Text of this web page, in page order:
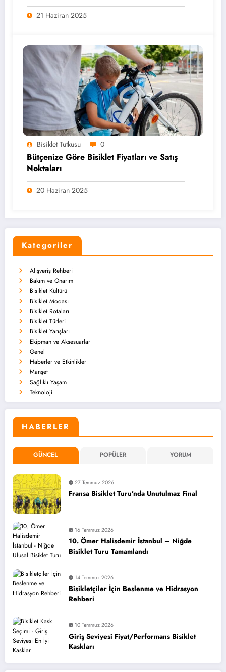
21 Haziran 2025
Bisiklet Tutkusu 0
Bütçenize Göre Bisiklet Fiyatları ve Satış
Noktaları
20 Haziran 2025
Kategoriler
Alışveriş Rehberi
Bakım ve Onarım
Bisiklet Kültürü
Bisiklet Modası
Bisiklet Rotaları
Bisiklet Türleri
Bisiklet Yarışları
Ekipman ve Aksesuarlar
Genel
Haberler ve Etkinlikler
Manşet
Sağlıklı Yaşam
Teknoloji
HABERLER
GÜNCEL POPÜLER YORUM
27 Temmuz 2026
Fransa Bisiklet Turu’nda Unutulmaz Final
16 Temmuz 2026
10. Ömer Halisdemir İstanbul – Niğde
Bisiklet Turu Tamamlandı
14 Temmuz 2026
Bisikletçiler İçin Beslenme ve Hidrasyon
Rehberi
10 Temmuz 2026
Giriş Seviyesi Fiyat/Performans Bisiklet
Kaskları